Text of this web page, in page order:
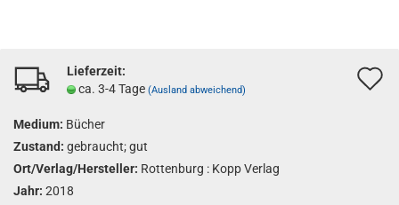
Lieferzeit:
ca. 3-4 Tage (Ausland abweichend)
Medium: Bücher
Zustand: gebraucht; gut
Ort/Verlag/Hersteller: Rottenburg : Kopp Verlag
Jahr: 2018